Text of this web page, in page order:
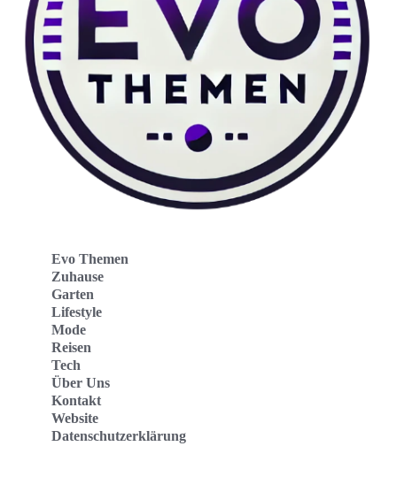
Evo Themen
Zuhause
Garten
Lifestyle
Mode
Reisen
Tech
Über Uns
Kontakt
Website
Datenschutzerklärung